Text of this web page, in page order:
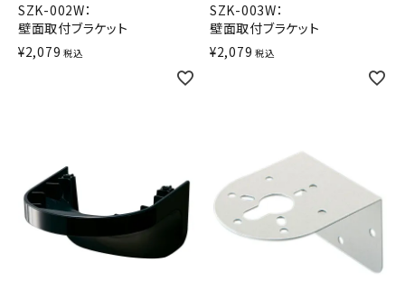
SZK-002W：
壁面取付ブラケット
¥2,079 税込
SZK-003W：
壁面取付ブラケット
¥2,079 税込